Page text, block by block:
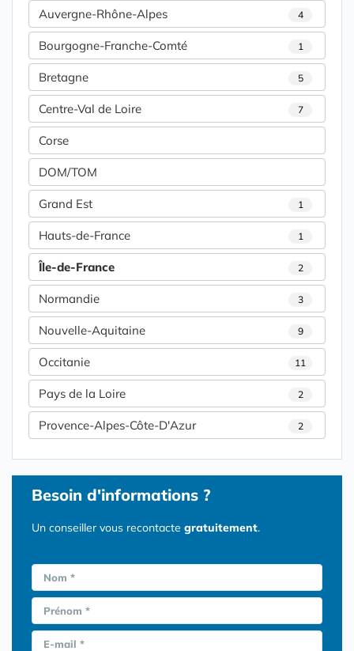
Auvergne-Rhône-Alpes 4
Bourgogne-Franche-Comté 1
Bretagne 5
Centre-Val de Loire 7
Corse
DOM/TOM
Grand Est 1
Hauts-de-France 1
Île-de-France 2
Normandie 3
Nouvelle-Aquitaine 9
Occitanie 11
Pays de la Loire 2
Provence-Alpes-Côte-D'Azur 2
Besoin d'informations ?
Un conseiller vous recontacte gratuitement.
Nom *
Prénom *
E-mail *